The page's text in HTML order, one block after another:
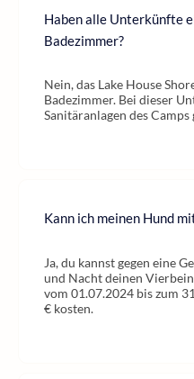
Haben alle Unterkünfte
Badezimmer?
Nein, das Lake House
Badezimmer. Bei dieser
Sanitäranlagen des Camps
Kann ich meinen Hund
Ja, du kannst gegen eine
und Nacht deinen
vom 01.07.2024 bis zum
€ kosten.